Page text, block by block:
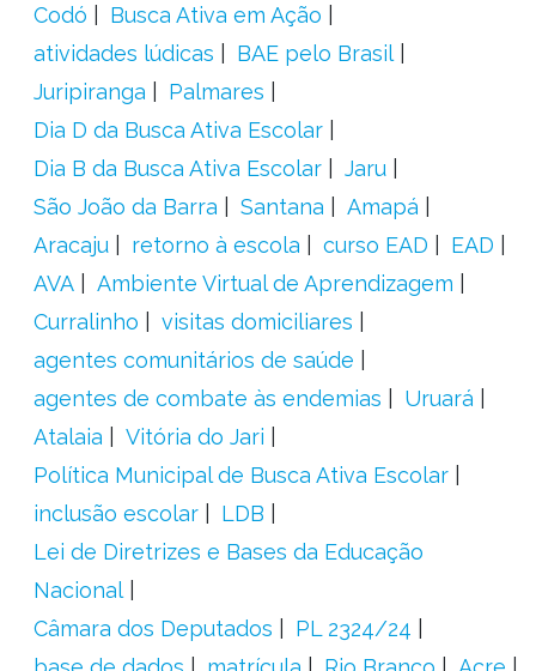
Codó
Busca Ativa em Ação
atividades lúdicas
BAE pelo Brasil
Juripiranga
Palmares
Dia D da Busca Ativa Escolar
Dia B da Busca Ativa Escolar
Jaru
São João da Barra
Santana
Amapá
Aracaju
retorno à escola curso EAD
EAD
AVA
Ambiente Virtual de Aprendizagem
Curralinho
visitas domiciliares
agentes comunitários de saúde
agentes de combate às endemias
Uruará
Atalaia
Vitória do Jari
Política Municipal de Busca Ativa Escolar
inclusão escolar
LDB
Lei de Diretrizes e Bases da Educação
Nacional
Câmara dos Deputados
PL 2324/24